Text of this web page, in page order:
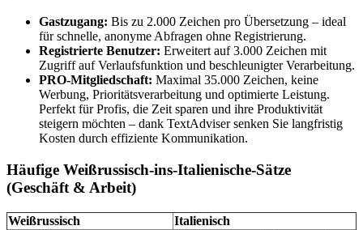
Gastzugang: Bis zu 2.000 Zeichen pro Übersetzung – ideal
für schnelle, anonyme Abfragen ohne Registrierung.
Registrierte Benutzer: Erweitert auf 3.000 Zeichen mit
Zugriff auf Verlaufsfunktion und beschleunigter Verarbeitung.
PRO-Mitgliedschaft: Maximal 35.000 Zeichen, keine
Werbung, Prioritätsverarbeitung und optimierte Leistung.
Perfekt für Profis, die Zeit sparen und ihre Produktivität
steigern möchten – dank TextAdviser senken Sie langfristig
Kosten durch effiziente Kommunikation.
Häufige Weißrussisch-ins-Italienische-Sätze
(Geschäft & Arbeit)
Weißrussisch
Italienisch